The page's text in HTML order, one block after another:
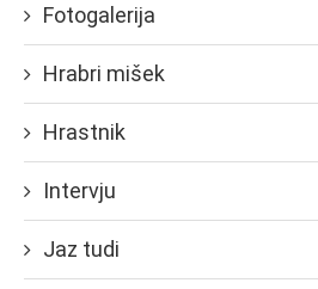
Fotogalerija
Hrabri mišek
Hrastnik
Intervju
Jaz tudi